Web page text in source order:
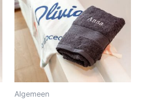
Algemeen